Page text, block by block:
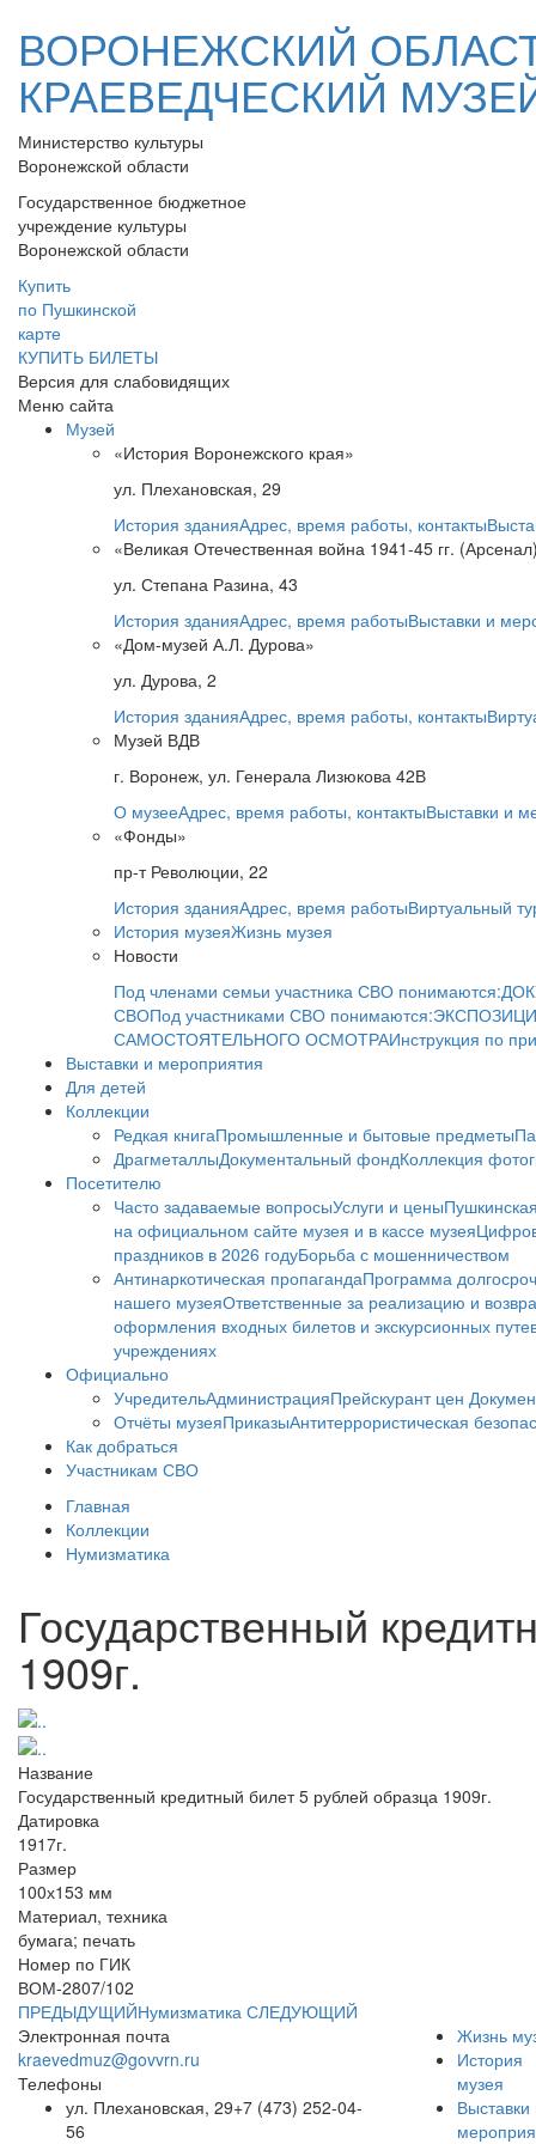
ВОРОНЕЖСКИЙ
КРАЕВЕДЧЕСКИЙ
Министерство культуры
Воронежской области
Государственное бюджетное
учреждение культуры
Воронежской области
Купить
по Пушкинской
карте
КУПИТЬ БИЛЕТЫ
Версия для слабовидящих
Меню сайта
Музей
«История Воронежского края»
ул. Плехановская, 29
История зданияАдрес, время работы, контакты
«Великая Отечественная война 1941-45 гг.
ул. Степана Разина, 43
История зданияАдрес, время работыВыставки и
«Дом-музей А.Л. Дурова»
ул. Дурова, 2
История зданияАдрес, время работы, контакты
Музей ВДВ
г. Воронеж, ул. Генерала Лизюкова 42В
О музееАдрес, время работы, контактыВыставки и
«Фонды»
пр-т Революции, 22
История зданияАдрес, время работыВиртуальный
История музеяЖизнь музея
Новости
Под членами семьи участника СВО понимаются:
СВОПод участниками СВО понимаются:
САМОСТОЯТЕЛЬНОГО ОСМОТРАИнструкция по
Выставки и мероприятия
Для детей
Коллекции
Редкая книгаПромышленные и бытовые предметы
ДрагметаллыДокументальный фондКоллекция
Посетителю
Часто задаваемые вопросыУслуги и цены
на официальном сайте музея и в кассе музея
праздников в 2026 годуБорьба с мошенничеством
Антинаркотическая пропагандаПрограмма
нашего музеяОтветственные за реализацию и
оформления входных билетов и экскурсионных
учреждениях
Официально
УчредительАдминистрацияПрейскурант цен
Отчёты музеяПриказыАнтитеррористическая
Как добраться
Участникам СВО
Главная
Коллекции
Нумизматика
Государственный
1909г.
Название
Государственный кредитный билет 5 рублей образца 1909г.
Датировка
1917г.
Размер
100х153 мм
Материал, техника
бумага; печать
Номер по ГИК
ВОМ-2807/102
ПРЕДЫДУЩИЙНумизматика СЛЕДУЮЩИЙ
Электронная почта
kraevedmuz@govvrn.ru
Телефоны
ул. Плехановская, 29+7 (473) 252-04-
56
Жизнь
История
музея
Выставки